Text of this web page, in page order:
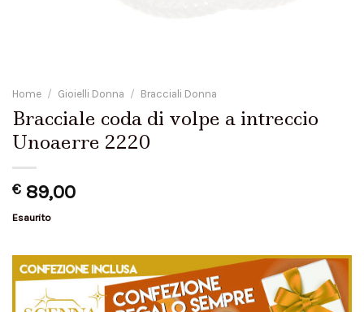
Home / Gioielli Donna / Bracciali Donna
Bracciale coda di volpe a intreccio
Unoaerre 2220
€ 89,00
Esaurito